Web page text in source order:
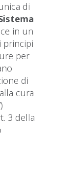
di
in un
principi
per
di
cura
3 della